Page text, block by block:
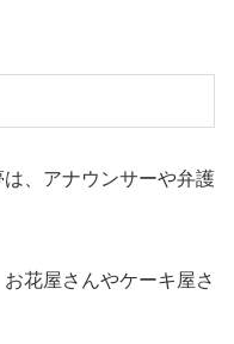
、アナウンサーや弁護
花屋さんやケーキ屋さ